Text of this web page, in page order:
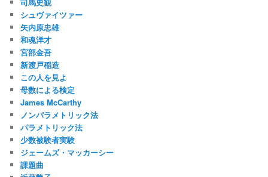
シュヴァイツァー
矢内原忠雄
和魂洋才
宮部金吾
新渡戸稲造
この人を見よ
母数による検定
James McCarthy
ノンパラメトリック法
パラメトリック法
少数被験者実験
ジェームズ・マッカーシー
課題曲